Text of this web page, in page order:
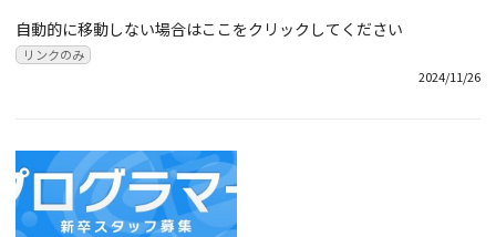
自動的に移動しない場合はここをクリックしてください
リンクのみ
2024/11/26